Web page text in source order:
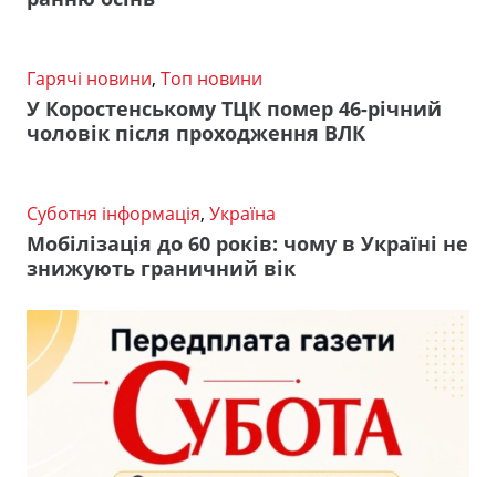
Гарячі новини, Топ новини
У Коростенському ТЦК помер 46-річний
чоловік після проходження ВЛК
Суботня інформація, Україна
Мобілізація до 60 років: чому в Україні не
знижують граничний вік